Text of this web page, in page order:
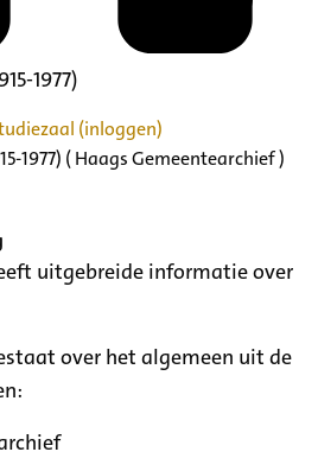
1977)
(inloggen)
1977) ( Haags Gemeentearchief )
uitgebreide informatie over
over het algemeen uit de